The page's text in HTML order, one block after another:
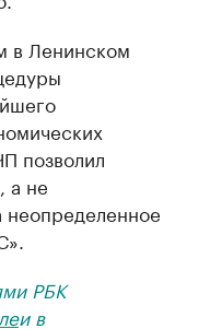
в Ленинском
позволил
а не
неопределенное
РБК
и в